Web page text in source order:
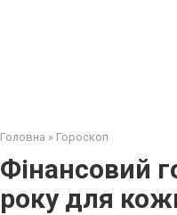
Головна » Гороскоп
Фінансовий
року для